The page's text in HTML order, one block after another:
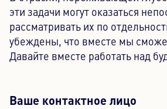
эти задачи могут оказаться
рассматривать их по
убеждены, что вместе мы
Давайте вместе работать над
Ваше контактное лицо